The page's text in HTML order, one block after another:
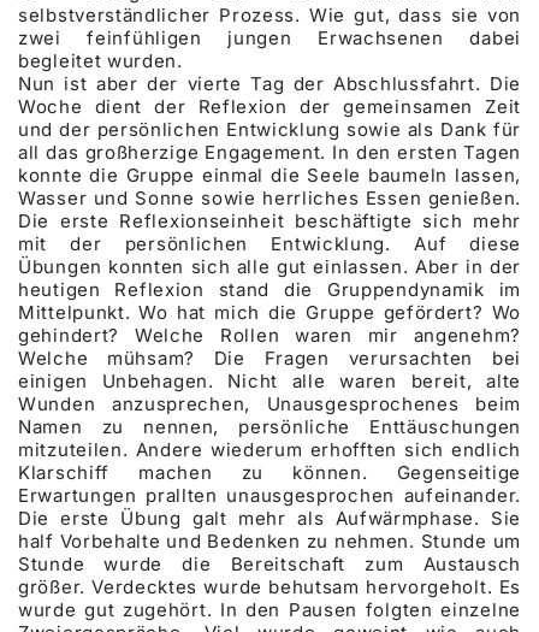
selbstverständlicher Prozess. Wie gut, dass sie von
zwei feinfühligen jungen Erwachsenen dabei
begleitet wurden.
Nun ist aber der vierte Tag der Abschlussfahrt. Die
Woche dient der Reflexion der gemeinsamen Zeit
und der persönlichen Entwicklung sowie als Dank für
all das großherzige Engagement. In den ersten Tagen
konnte die Gruppe einmal die Seele baumeln lassen,
Wasser und Sonne sowie herrliches Essen genießen.
Die erste Reflexionseinheit beschäftigte sich mehr
mit der persönlichen Entwicklung. Auf diese
Übungen konnten sich alle gut einlassen. Aber in der
heutigen Reflexion stand die Gruppendynamik im
Mittelpunkt. Wo hat mich die Gruppe gefördert? Wo
gehindert? Welche Rollen waren mir angenehm?
Welche mühsam? Die Fragen verursachten bei
einigen Unbehagen. Nicht alle waren bereit, alte
Wunden anzusprechen, Unausgesprochenes beim
Namen zu nennen, persönliche Enttäuschungen
mitzuteilen. Andere wiederum erhofften sich endlich
Klarschiff machen zu können. Gegenseitige
Erwartungen prallten unausgesprochen aufeinander.
Die erste Übung galt mehr als Aufwärmphase. Sie
half Vorbehalte und Bedenken zu nehmen. Stunde um
Stunde wurde die Bereitschaft zum Austausch
größer. Verdecktes wurde behutsam hervorgeholt. Es
wurde gut zugehört. In den Pausen folgten einzelne